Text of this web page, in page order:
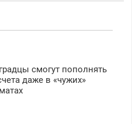
125000 руб.
смогут пополнять
даже в «чужих»